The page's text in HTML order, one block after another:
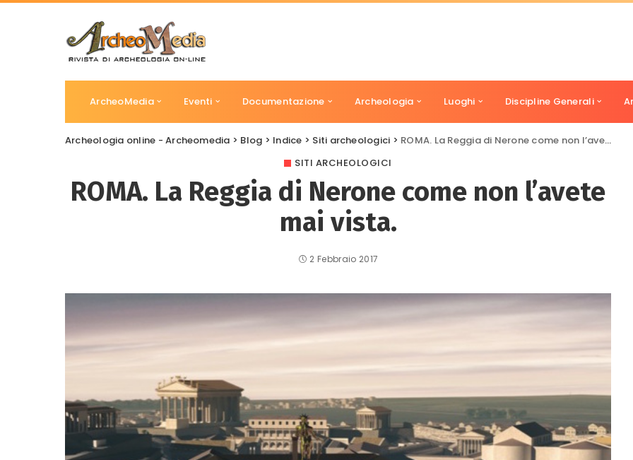
ArcheoMedia Eventi Documentazione Archeologia Luoghi Discipline Generali
Archeologia online - Archeomedia > Blog > Indice > Siti archeologici > ROMA. La Reggia di Nerone come non l’avete mai vista.
SITI ARCHEOLOGICI
ROMA. La Reggia di Nerone come non l’avete
mai vista.
2 Febbraio 2017